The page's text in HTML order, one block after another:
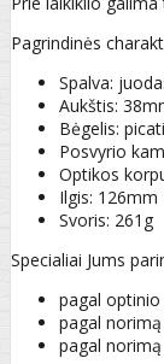
Pagrindinės
Spalva:
Aukštis:
Bėgelis:
Posvyrio
Optikos
Ilgis: 126mm
Svoris: 261g
Specialiai Jums
pagal
pagal
pagal